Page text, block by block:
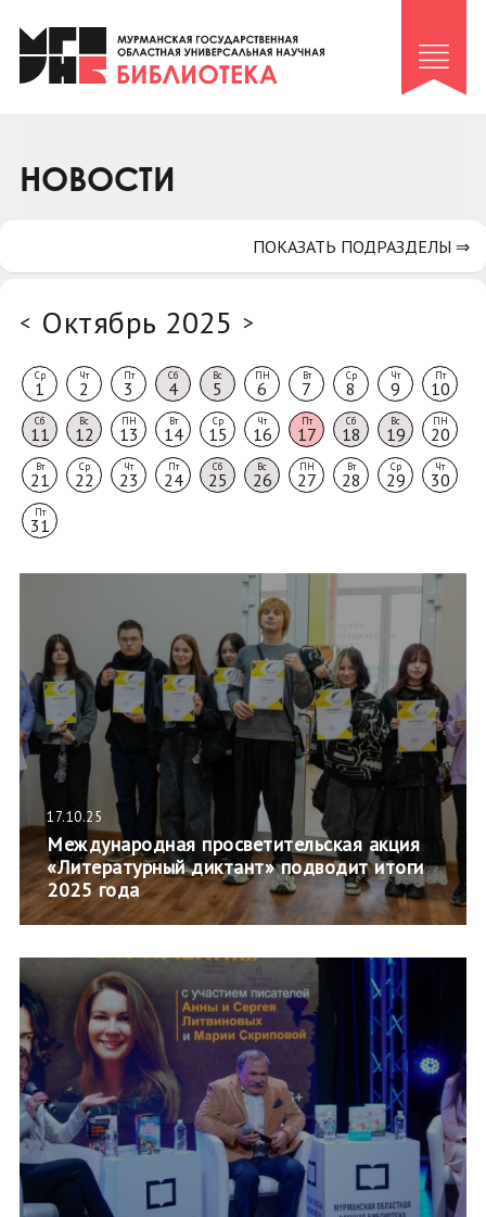
Клуб «Гиря и сельдерей»
Клуб «Семейный архив»
Коллегам
НОВОСТИ
< Октябрь 2025 >
Ср
1
Чт
2
Пт
3
Сб
4
Вс
5
ПН
6
Вт
7
Ср
8
Чт
9
Пт
10
Сб
11
Вс
12
ПН
13
Вт
14
Ср
15
Чт
16
Пт
17
Сб
18
Вс
19
ПН
20
Вт
21
Ср
22
Чт
23
Пт
24
Сб
25
Вс
26
ПН
27
Вт
28
Ср
29
Чт
30
Пт
31
17.10.25
Международная просветительская акция
«Литературный диктант» подводит итоги
2025 года
ПОКАЗАТЬ ПОДРАЗДЕЛЫ ⇒